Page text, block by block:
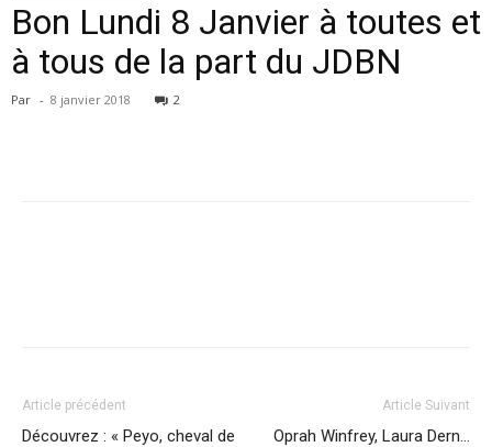
Bon Lundi 8 Janvier à toutes et
à tous de la part du JDBN
Par - 8 janvier 2018 2
Article précédent
Découvrez : « Peyo, cheval de
Article Suivant
Oprah Winfrey, Laura Dern…